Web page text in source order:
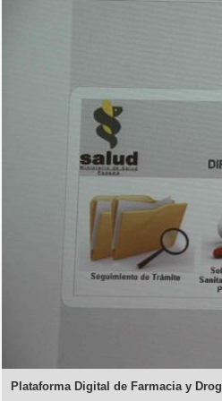
Plataforma Digital de Farmacia y